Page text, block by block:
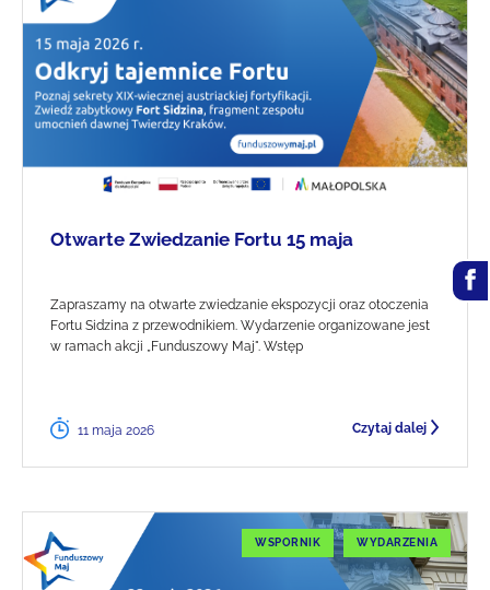
Otwarte Zwiedzanie Fortu 15 maja
Zapraszamy na otwarte zwiedzanie ekspozycji oraz otoczenia
Fortu Sidzina z przewodnikiem. Wydarzenie organizowane jest
w ramach akcji „Funduszowy Maj". Wstęp
11 maja 2026 Czytaj dalej
WSPORNIK WYDARZENIA